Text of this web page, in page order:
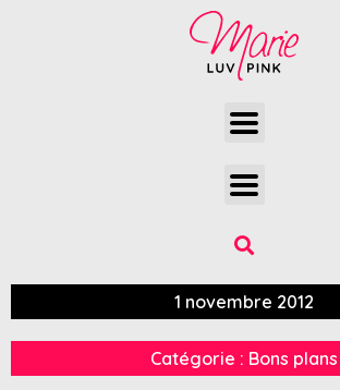
1 novembre 2012
Catégorie : Bons plans